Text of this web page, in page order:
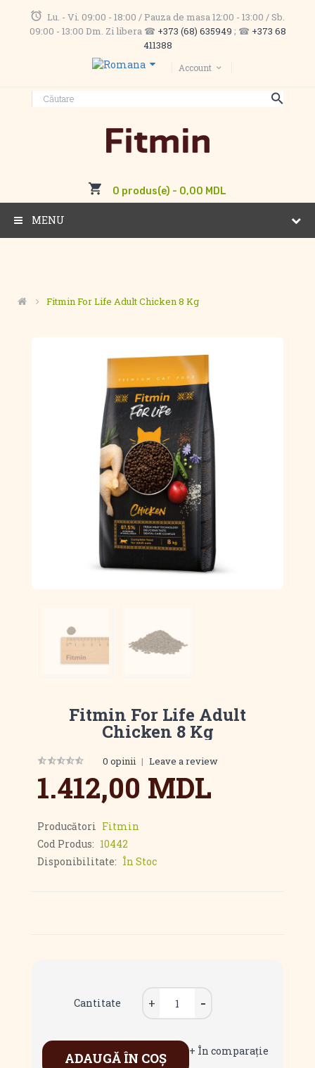
Lu. - Vi. 09:00 - 18:00 / Pauza de masa 12:00 - 13:00 / Sb.
09:00 - 13:00 Dm. Zi libera ☎ +373 (68) 635949 ; ☎ +373 68
411388
Account
0 produs(e) - 0,00 MDL
MENU
Fitmin For Life Adult Chicken 8 Kg
Fitmin For Life Adult
Chicken 8 Kg
0 opinii | Leave a review
1.412,00 MDL
Producători Fitmin
Cod Produs: 10442
Disponibilitate: În Stoc
Cantitate
ADAUGĂ ÎN COŞ + În comparaţie